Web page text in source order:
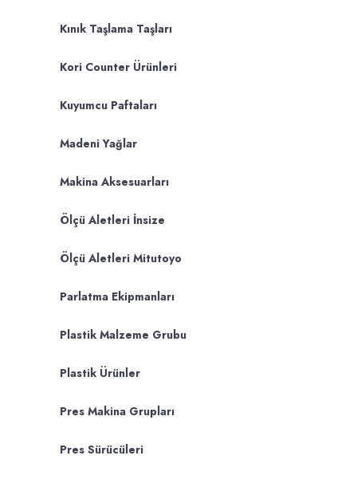
Kınık Taşlama Taşları
Kori Counter Ürünleri
Kuyumcu Paftaları
Madeni Yağlar
Makina Aksesuarları
Ölçü Aletleri İnsize
Ölçü Aletleri Mitutoyo
Parlatma Ekipmanları
Plastik Malzeme Grubu
Plastik Ürünler
Pres Makina Grupları
Pres Sürücüleri